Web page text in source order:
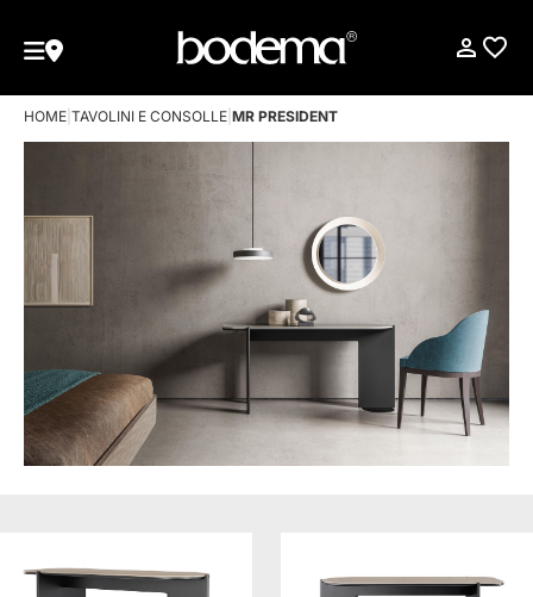
HOME TAVOLINI E CONSOLLE MR PRESIDENT